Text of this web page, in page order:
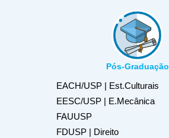
Pós-Graduação
EACH/USP | Est.Culturais
EESC/USP | E.Mecânica
FAUUSP
FDUSP | Direito